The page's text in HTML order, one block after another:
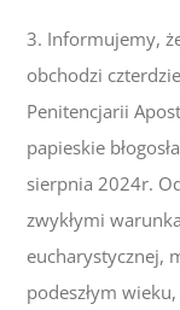
3. Informujemy,
obchodzi
Penitencjarii
papieskie
sierpnia 2024r.
zwykłymi
eucharystycznej,
podeszłym